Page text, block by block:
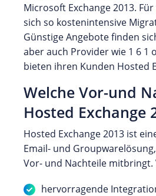
Microsoft Exchange 2013.
sich so kostenintensive
Günstige Angebote finden
aber auch Provider wie 1 6 1
bieten ihren Kunden Hosted
Welche Vor-und
Hosted Exchange
Hosted Exchange 2013 ist
Email- und
Vor- und Nachteile mitbringt.
hervorragende